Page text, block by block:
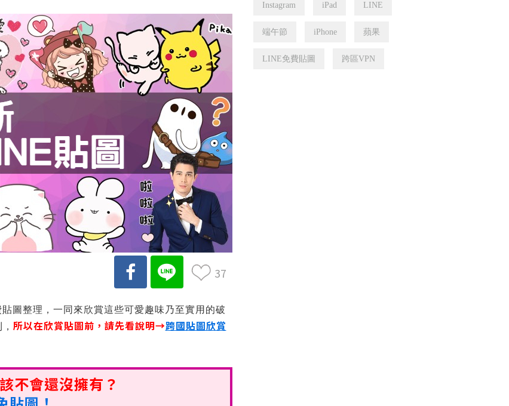
Instagram iPad LINE
端午節 iPhone 蘋果
LINE免費貼圖 跨區VPN
37
圖整理，一同來欣賞這些可愛趣味乃至實用的破
所以在欣賞貼圖前，請先看說明→跨國貼圖欣賞
不會還沒擁有？